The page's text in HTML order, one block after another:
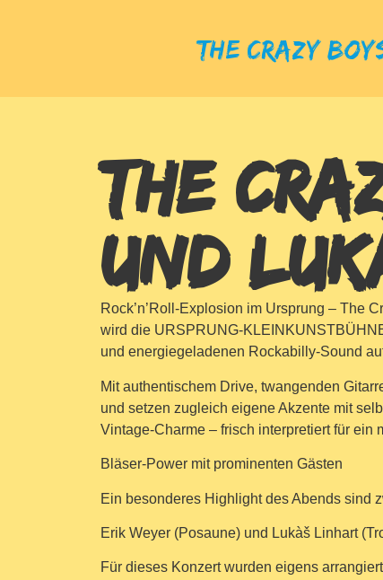
The Crazy
THE
UND
Rock’n’Roll-Explosion im Ursprung – The
wird die URSPRUNG-
und energiegeladenen Rockabilly-Sound
Mit authentischem Drive, twangenden
und setzen zugleich eigene Akzente mit
Vintage-Charme – frisch interpretiert für ein
Bläser-Power mit prominenten Gästen
Ein besonderes Highlight des Abends sind
Erik Weyer (Posaune) und Lukàš Linhart
Für dieses Konzert wurden eigens